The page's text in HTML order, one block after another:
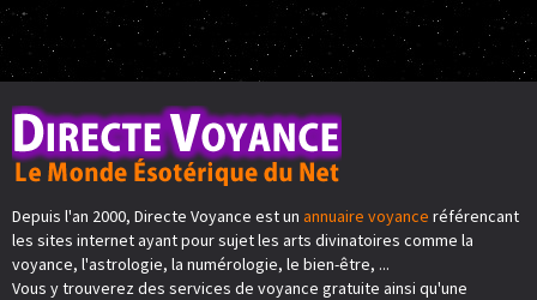
Depuis l'an 2000, Directe Voyance est un annuaire voyance référencant
les sites internet ayant pour sujet les arts divinatoires comme la
voyance, l'astrologie, la numérologie, le bien-être, ...
Vous y trouverez des services de voyance gratuite ainsi qu'une